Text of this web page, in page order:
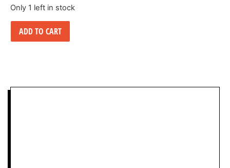
Only 1 left in stock
ADD TO CART